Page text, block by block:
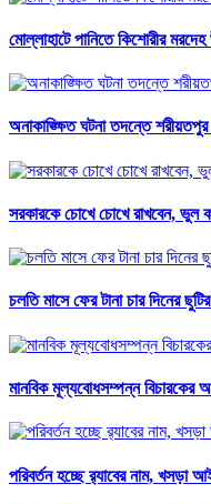
মোল্লাহাটে পানিতে কিশোরীর
অনাকাঙ্ক্ষিত ঘটনা তদন্তে
সরকারকে চোখে চোখে রাখবেন, ভুল
চলতি মাসে ফের টানা চার দিনের
মানবিক মূল্যবোধসম্পন্ন বিচারকের
পরিবর্তন হচ্ছে র‌্যাবের নাম, খসড়া